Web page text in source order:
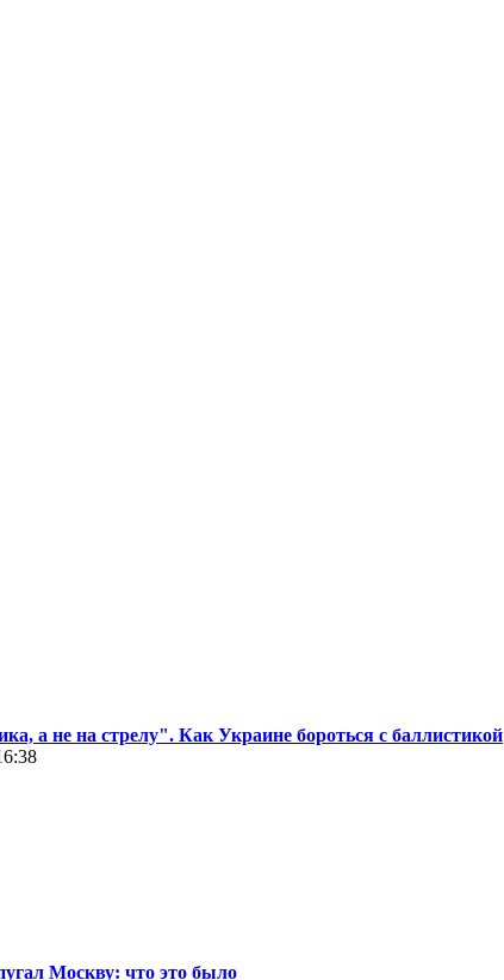
а не на стрелу". Как Украине бороться с баллистикой
Москву: что это было